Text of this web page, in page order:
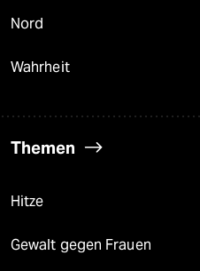
Nord
Wahrheit
Themen
Hitze
Gewalt gegen Frauen